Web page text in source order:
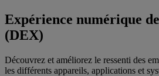
Expérience numérique
(DEX)
Découvrez et améliorez le ressenti des
les différents appareils, applications et